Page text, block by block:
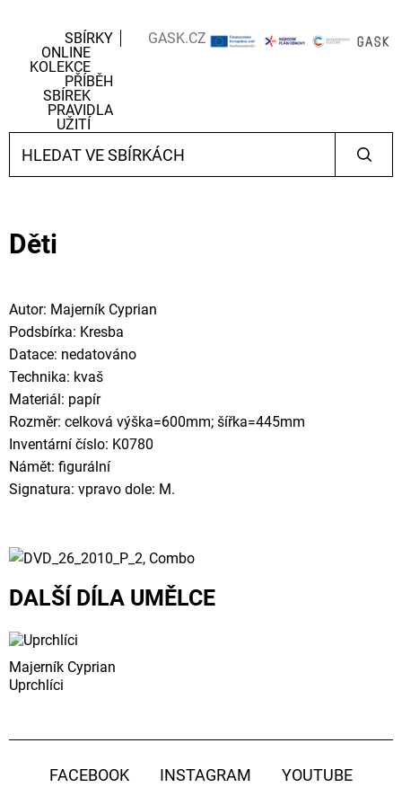
SBÍRKY
ONLINE
KOLEKCE
PŘÍBĚH
SBÍREK
PRAVIDLA
UŽITÍ
GASK.CZ
Děti
Autor: Majerník Cyprian
Podsbírka: Kresba
Datace: nedatováno
Technika: kvaš
Materiál: papír
Rozměr: celková výška=600mm; šířka=445mm
Inventární číslo: K0780
Námět: figurální
Signatura: vpravo dole: M.
DALŠÍ DÍLA UMĚLCE
Majerník Cyprian
Uprchlíci
FACEBOOK INSTAGRAM YOUTUBE